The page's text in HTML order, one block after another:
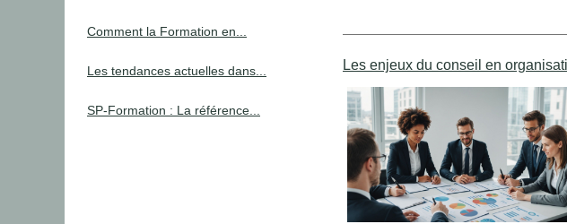
Les enjeux du conseil en
Comment la Formation en...
Les tendances actuelles dans...
SP-Formation : La référence...